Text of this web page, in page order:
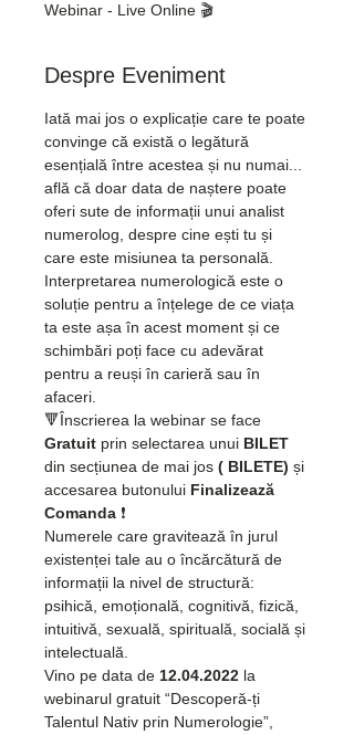
Webinar - Live Online 🎬
Despre Eveniment
Iată mai jos o explicație care te poate
convinge că există o legătură
esențială între acestea și nu numai...
află că doar data de naștere poate
oferi sute de informații unui analist
numerolog, despre cine ești tu și
care este misiunea ta personală.
Interpretarea numerologică este o
soluție pentru a înțelege de ce viața
ta este așa în acest moment și ce
schimbări poți face cu adevărat
pentru a reuși în carieră sau în
afaceri.
🔻Înscrierea la webinar se face
Gratuit prin selectarea unui BILET
din secțiunea de mai jos ( BILETE) și
accesarea butonului Finalizează
Comanda ❗️
Numerele care gravitează în jurul
existenței tale au o încărcătură de
informații la nivel de structură:
psihică, emoțională, cognitivă, fizică,
intuitivă, sexuală, spirituală, socială și
intelectuală.
Vino pe data de 12.04.2022 la
webinarul gratuit “Descoperă-ți
Talentul Nativ prin Numerologie”,